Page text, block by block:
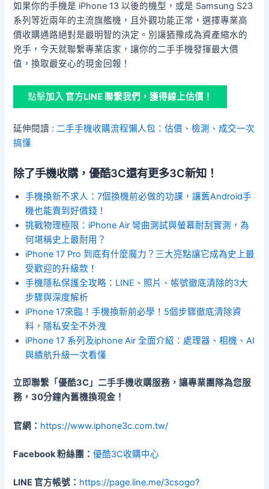
如果你的手機是 iPhone 13 以後的機型，或是 Samsung S23
系列等近兩年的主流旗艦機，且外觀功能正常，選擇專業高
價收購通路絕對是最明智的決定。別讓猶豫成為資產縮水的
兇手，今天就聯繫專業店家，讓你的二手手機發揮最大價
值，換取最安心的現金回報！
點擊加入 官方LINE 聯繫我們，獲得線上估價！
延伸閱讀 :二手手機收購流程懶人包：估價、檢測、成交一次
搞懂
除了手機收購，優酷3C還有更多3C新知！
手機換新不求人：7個換機前必做的功課，讓舊Android手
機也能賣到好價錢！
挑戰物理極限：iPhone Air 彎曲測試與螢幕耐刮實測，為
何堪稱史上最耐用？
iPhone 17 Pro 到底有什麼魔力？三大亮點讓它成為史上最
受歡迎的升級款！
手機隱私保護全攻略：LINE、照片、帳號徹底清除的3大
步驟與深度解析
iPhone 17來臨！手機換新前必學！5個步驟徹底清除資
料，隱私安全不外洩
iPhone 17 系列及iphone Air 全面介紹：處理器、相機、AI
與續航升級一次看懂
立即聯繫「優酷3C」二手手機收購服務，讓專業團隊為您服
務，30分鐘內舊機換現金！
官網： https://www.iphone3c.com.tw/
Facebook 粉絲團：優酷3C收購中心
LINE 官方帳號： https://page.line.me/3csogo?